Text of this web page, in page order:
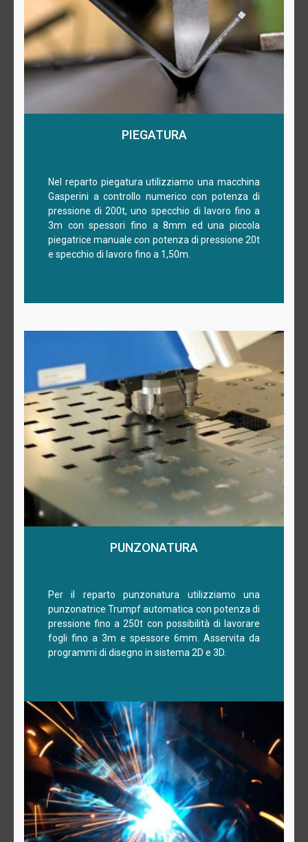
PIEGATURA
Nel reparto piegatura utilizziamo una macchina
Gasperini a controllo numerico con potenza di
pressione di 200t, uno specchio di lavoro fino a
3m con spessori fino a 8mm ed una piccola
piegatrice manuale con potenza di pressione 20t
e specchio di lavoro fino a 1,50m.
PUNZONATURA
Per il reparto punzonatura utilizziamo una
punzonatrice Trumpf automatica con potenza di
pressione fino a 250t con possibilità di lavorare
fogli fino a 3m e spessore 6mm. Asservita da
programmi di disegno in sistema 2D e 3D.